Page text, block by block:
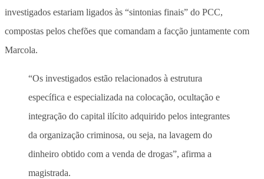
investigados estariam ligados às “sintonias finais” do PCC,
compostas pelos chefões que comandam a facção juntamente com
Marcola.
“Os investigados estão relacionados à estrutura
específica e especializada na colocação, ocultação e
integração do capital ilícito adquirido pelos integrantes
da organização criminosa, ou seja, na lavagem do
dinheiro obtido com a venda de drogas”, afirma a
magistrada.